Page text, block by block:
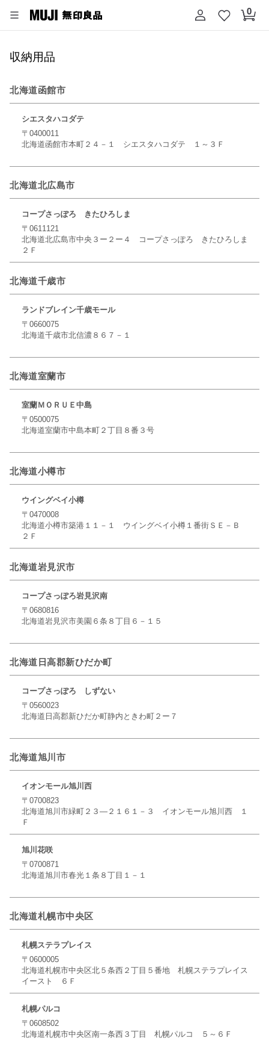
収納用品
北海道函館市
シエスタハコダテ
〒0400011
北海道函館市本町２４－１ シエスタハコダテ １～３Ｆ
北海道北広島市
コープさっぽろ きたひろしま
〒0611121
北海道北広島市中央３ー２ー４ コープさっぽろ きたひろしま
２Ｆ
北海道千歳市
ランドブレイン千歳モール
〒0660075
北海道千歳市北信濃８６７－１
北海道室蘭市
室蘭ＭＯＲＵＥ中島
〒0500075
北海道室蘭市中島本町２丁目８番３号
北海道小樽市
ウイングベイ小樽
〒0470008
北海道小樽市築港１１－１ ウイングベイ小樽１番街ＳＥ－Ｂ
２Ｆ
北海道岩見沢市
コープさっぽろ岩見沢南
〒0680816
北海道岩見沢市美園６条８丁目６－１５
北海道日高郡新ひだか町
コープさっぽろ しずない
〒0560023
北海道日高郡新ひだか町静内ときわ町２ー７
北海道旭川市
イオンモール旭川西
〒0700823
北海道旭川市緑町２３―２１６１－３ イオンモール旭川西 １
Ｆ
旭川花咲
〒0700871
北海道旭川市春光１条８丁目１－１
北海道札幌市中央区
札幌ステラプレイス
〒0600005
北海道札幌市中央区北５条西２丁目５番地 札幌ステラプレイス
イースト ６Ｆ
札幌パルコ
〒0608502
北海道札幌市中央区南一条西３丁目 札幌パルコ ５～６Ｆ